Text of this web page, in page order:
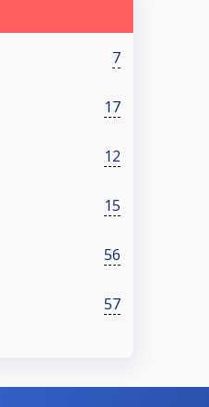
7
17
12
15
56
57